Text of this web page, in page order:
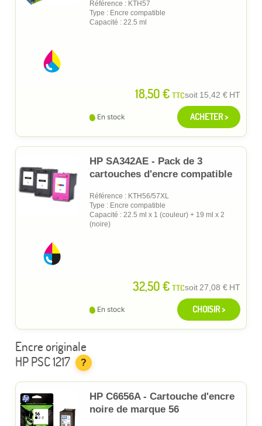
Référence : KTH57
Type : Encre compatible
Capacité : 22.5 ml
18,50 € TTCsoit 15,42 € HT
En stock ACHETER >
HP SA342AE - Pack de 3
cartouches d'encre compatible
Référence : KTH56/57XL
Type : Encre compatible
Capacité : 22.5 ml x 1 (couleur) + 19 ml x 2
(noire)
32,50 € TTCsoit27,08 € HT
En stock CHOISIR >
Encre originale
HP PSC 1217
?
HP C6656A - Cartouche d'encre
noire de marque 56